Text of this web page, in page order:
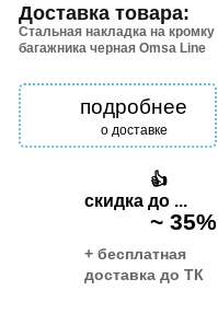
Доставка товара:
Стальная накладка на кромку
багажника черная Omsa Line
подробнее
о доставке
👍
скидка до ...
~ 35%
+ бесплатная
доставка до ТК